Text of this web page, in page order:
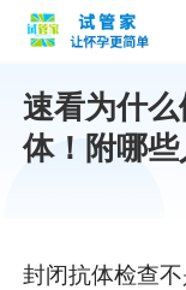
速看为什
体！附哪
封闭抗体检查